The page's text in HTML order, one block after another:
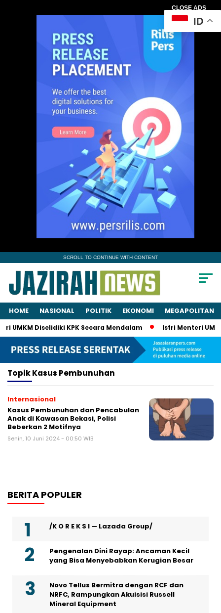
CLOSE ADS
SCROLL TO CONTINUE WITH CONTENT
HOME NASIONAL POLITIK EKONOMI MEGAPOLITAN
UMKM Diselidiki KPK Secara Mendalam Istri Menteri
TopikKasus Pembunuhan
Internasional
Kasus Pembunuhan dan Pencabulan
Anak di Kawasan Bekasi, Polisi
Beberkan 2 Motifnya
Senin, 10 Juni 2024 - 00:50 WIB
BERITA POPULER
/K O R E K S I — Lazada Group/
Pengenalan Dini Rayap: Ancaman Kecil
yang Bisa Menyebabkan Kerugian Besar
Novo Tellus Bermitra dengan RCF dan
NRFC, Rampungkan Akuisisi Russell
Mineral Equipment
ID